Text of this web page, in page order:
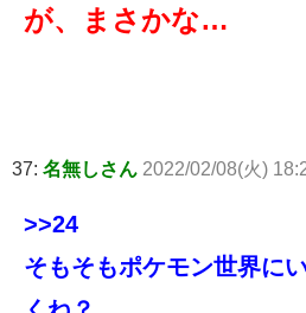
が、まさかな…
37: 名無しさん 2022/02/08(火)
>>24
そもそもポケモン世界に